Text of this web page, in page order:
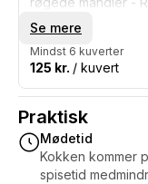
tærter med
Se mere
Mindst 6 kuverter
125 kr. / kuvert
Praktisk
Mødetid
Kokken kommer
spisetid